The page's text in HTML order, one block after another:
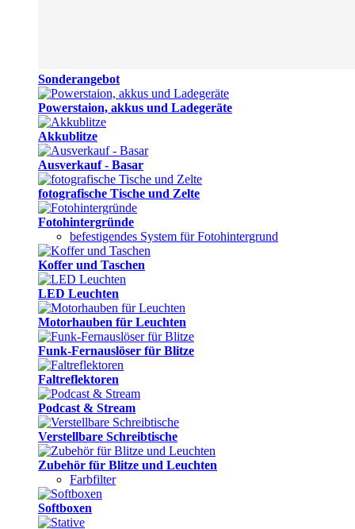
Sonderangebot
Powerstaion, akkus und Ladegeräte
Akkublitze
Ausverkauf - Basar
fotografische Tische und Zelte
Fotohintergründe
befestigendes System für Fotohintergrund
Koffer und Taschen
LED Leuchten
Motorhauben für Leuchten
Funk-Fernauslöser für Blitze
Faltreflektoren
Podcast & Stream
Verstellbare Schreibtische
Zubehör für Blitze und Leuchten
Farbfilter
Softboxen